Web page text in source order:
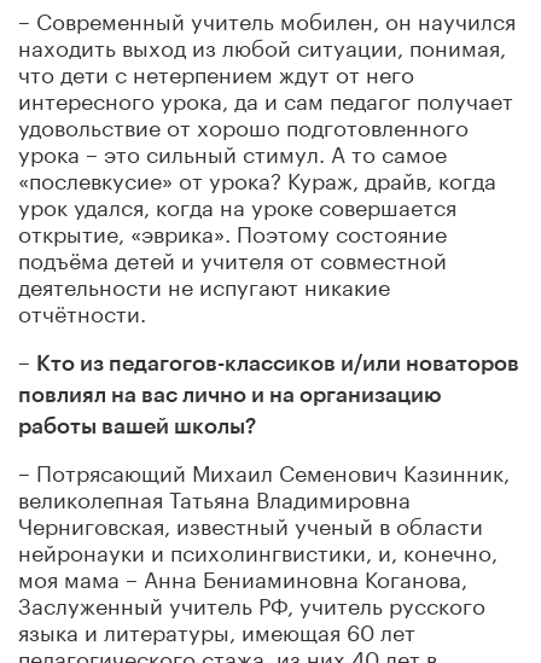
– Современный учитель мобилен, он научился
находить выход из любой ситуации, понимая,
что дети с нетерпением ждут от него
интересного урока, да и сам педагог получает
удовольствие от хорошо подготовленного
урока – это сильный стимул. А то самое
«послевкусие» от урока? Кураж, драйв, когда
урок удался, когда на уроке совершается
открытие, «эврика». Поэтому состояние
подъёма детей и учителя от совместной
деятельности не испугают никакие
отчётности.
– Кто из педагогов-классиков и/или новаторов
повлиял на вас лично и на организацию
работы вашей школы?
– Потрясающий Михаил Семенович Казинник,
великолепная Татьяна Владимировна
Черниговская, известный ученый в области
нейронауки и психолингвистики, и, конечно,
моя мама – Анна Бениаминовна Коганова,
Заслуженный учитель РФ, учитель русского
языка и литературы, имеющая 60 лет
педагогического стажа, из них 40 лет в